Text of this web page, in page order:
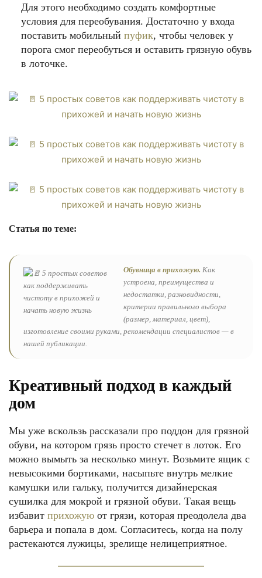
Для этого необходимо создать комфортные
условия для переобувания. Достаточно у входа
поставить мобильный пуфик, чтобы человек у
порога смог переобуться и оставить грязную обувь
в лоточке.
Статья по теме:
Обувница в прихожую. Как
устроена, преимущества и
недостатки, разновидности,
критерии правильного выбора
(размер, материал, цвет),
изготовление своими руками, рекомендации специалистов — в
нашей публикации.
Креативный подход в каждый
дом
Мы уже вскользь рассказали про поддон для грязной
обуви, на котором грязь просто стечет в лоток. Его
можно вымыть за несколько минут. Возьмите ящик с
невысокими бортиками, насыпьте внутрь мелкие
камушки или гальку, получится дизайнерская
сушилка для мокрой и грязной обуви. Такая вещь
избавит прихожую от грязи, которая преодолела два
барьера и попала в дом. Согласитесь, когда на полу
растекаются лужицы, зрелище нелицеприятное.